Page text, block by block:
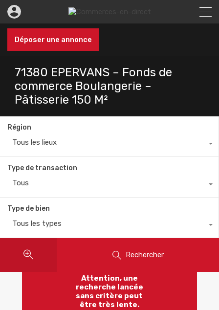
Déposer une annonce
71380 EPERVANS – Fonds de
commerce Boulangerie –
Pâtisserie 150 M²
Région
Tous les lieux
Type de transaction
Tous
Type de bien
Tous les types
Rechercher
Attention, une
recherche lancée
sans critère peut
être très lente.